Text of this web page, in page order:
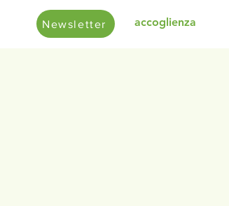
Newsletter accoglienza